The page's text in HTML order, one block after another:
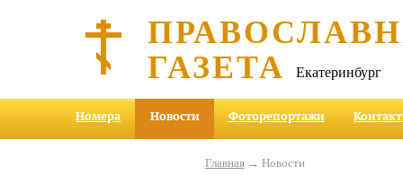
ГАЗЕТА Екатеринбург
Номера Новости Фоторепортажи
Главная→ Новости